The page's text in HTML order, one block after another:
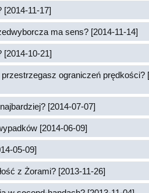
[2014-11-17]
ma sens? [2014-11-14]
[2014-10-21]
ograniczeń prędkości?
[2014-07-07]
[2014-06-09]
05-09]
z Żorami? [2013-11-26]